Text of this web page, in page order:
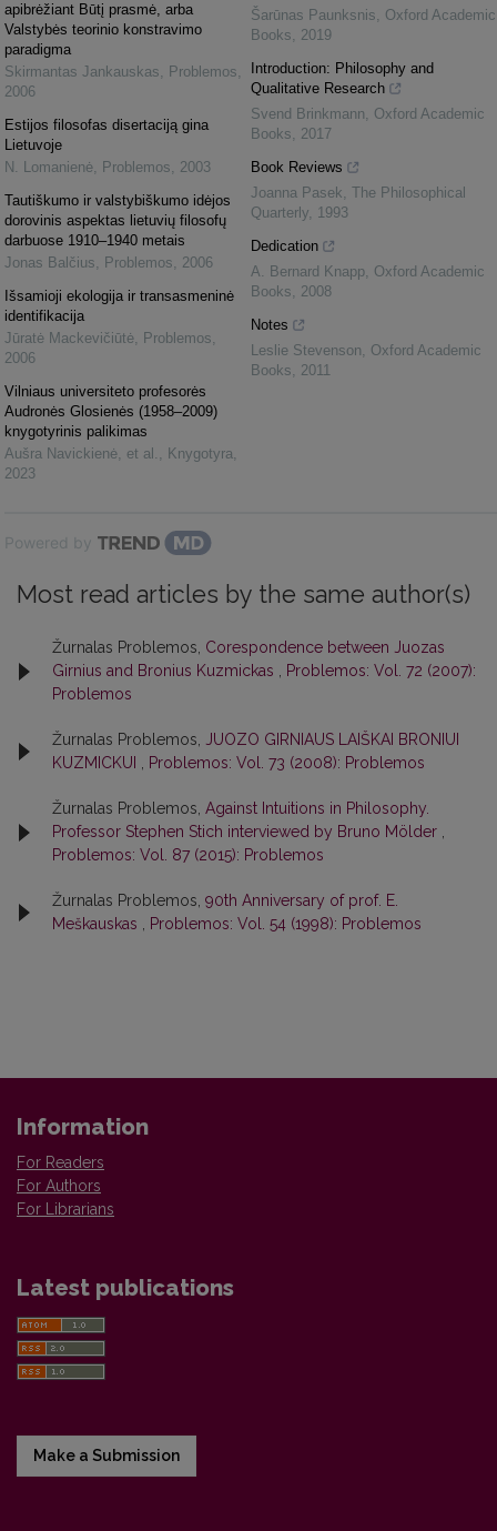
apibrėžiant Būtį prasmė, arba
Valstybės teorinio konstravimo
paradigma
Skirmantas Jankauskas, Problemos,
2006
Estijos filosofas disertaciją gina
Lietuvoje
N. Lomanienė, Problemos, 2003
Tautiškumo ir valstybiškumo idėjos
dorovinis aspektas lietuvių filosofų
darbuose 1910–1940 metais
Jonas Balčius, Problemos, 2006
Išsamioji ekologija ir transasmeninė
identifikacija
Jūratė Mackevičiūtė, Problemos,
2006
Vilniaus universiteto profesorės
Audronės Glosienės (1958–2009)
knygotyrinis palikimas
Aušra Navickienė, et al. , Knygotyra,
2023
Šarūnas Paunksnis, Oxford Academic
Books, 2019
Introduction: Philosophy and
Qualitative Research
Svend Brinkmann, Oxford Academic
Books, 2017
Book Reviews
Joanna Pasek, The Philosophical
Quarterly, 1993
Dedication
A. Bernard Knapp, Oxford Academic
Books, 2008
Notes
Leslie Stevenson, Oxford Academic
Books, 2011
Powered by
Most read articles by the same author(s)
Žurnalas Problemos, Corespondence between Juozas
Girnius and Bronius Kuzmickas
Problemos: Vol. 72 (2007):
Problemos
Žurnalas Problemos,
JUOZO GIRNIAUS LAIŠKAI BRONIUI
KUZMICKUI
Problemos: Vol. 73 (2008): Problemos
Žurnalas Problemos, Against Intuitions in Philosophy.
Professor Stephen Stich interviewed by Bruno Mölder
Problemos: Vol. 87 (2015): Problemos
Žurnalas Problemos, 90th Anniversary of prof. E.
Meškauskas
Problemos: Vol. 54 (1998): Problemos
Information
For Readers
For Authors
For Librarians
Latest publications
Make a Submission